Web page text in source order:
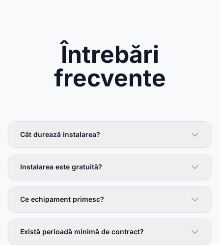
Întrebări
frecvente
Cât durează instalarea?
Instalarea este gratuită?
Ce echipament primesc?
Există perioadă minimă de contract?